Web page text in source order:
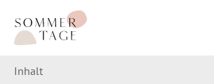
Zum Inhalt springen
Sommertage - Der Reiseblog aus Österreich
Inhalt